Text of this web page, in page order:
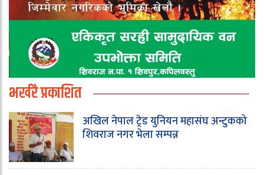
भर्खरै प्रकाशित
अखिल नेपाल ट्रेड युनियन महासंघ अन्टुकको
शिवराज नगर भेला सम्पन्न